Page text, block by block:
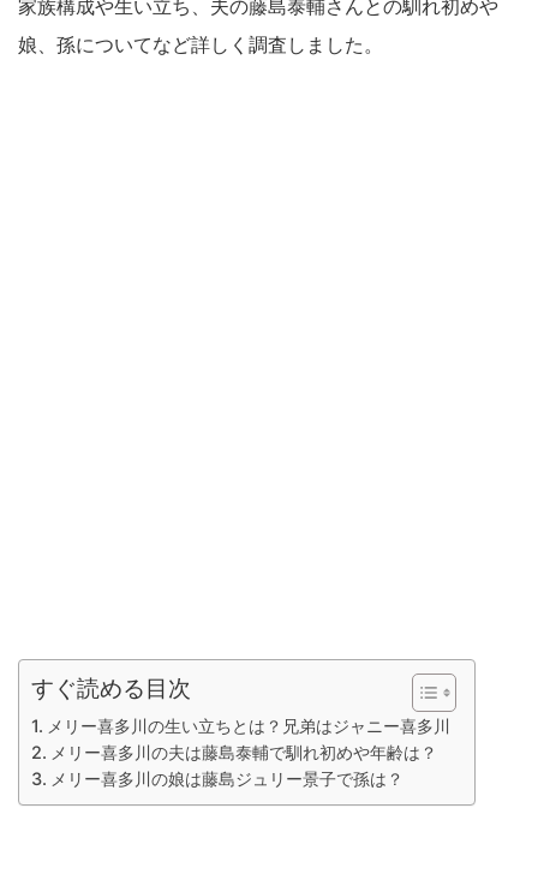
家族構成や生い立ち、夫の藤島泰輔さんとの馴れ初めや
娘、孫についてなど詳しく調査しました。
すぐ読める目次
メリー喜多川の生い立ちとは？兄弟はジャニー喜多川
メリー喜多川の夫は藤島泰輔で馴れ初めや年齢は？
メリー喜多川の娘は藤島ジュリー景子で孫は？